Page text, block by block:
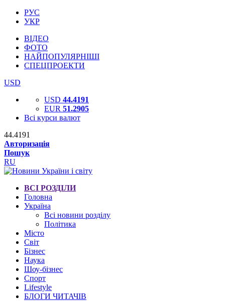
РУС
УКР
ВІДЕО
ФОТО
НАЙПОПУЛЯРНІШІ
СПЕЦПРОЕКТИ
USD
USD 44.4191
EUR 51.2905
Всі курси валют
44.4191
Авторизація
Пошук
RU
ВСІ РОЗДІЛИ
Головна
Україна
Всі новини розділу
Політика
Місто
Світ
Бізнес
Наука
Шоу-бізнес
Спорт
Lifestyle
БЛОГИ ЧИТАЧІВ